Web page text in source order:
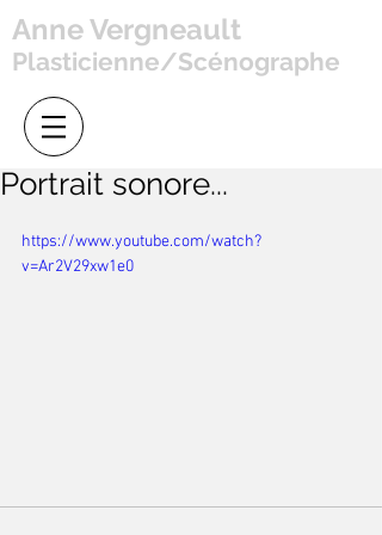
Anne Vergneault
Plasticienne/Scénographe
Portrait sonore...
https://www.youtube.com/watch?
v=Ar2V29xw1e0